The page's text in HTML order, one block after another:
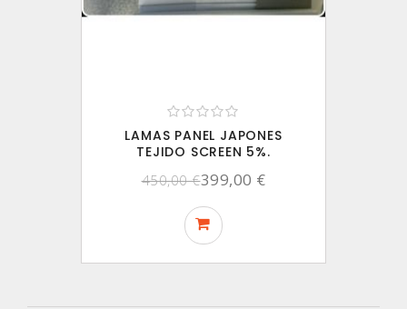
LAMAS PANEL JAPONES
TEJIDO SCREEN 5%.
450,00 €399,00 €